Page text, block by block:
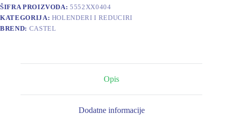
ŠIFRA PROIZVODA:5552XX0404
KATEGORIJA: HOLENDERI I REDUCIRI
BREND: CASTEL
Opis
Dodatne informacije